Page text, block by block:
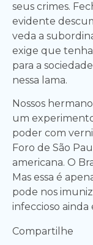
seus crimes.
evidente
veda a
exige que
para a
nessa lama.
Nossos
um
poder com
Foro de São
americana. O
Mas essa é
pode nos
infeccioso ainda
Compartilhe